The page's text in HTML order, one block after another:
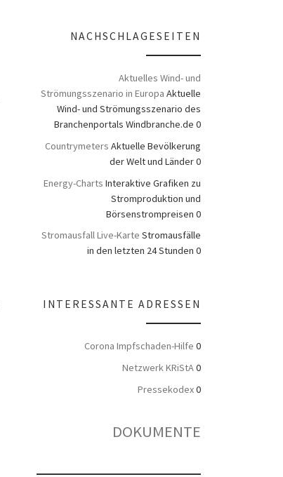
NACHSCHLAGESEITEN
Aktuelles Wind- und
Strömungsszenario in Europa Aktuelle
Wind- und Strömungsszenario des
Branchenportals Windbranche.de 0
Countrymeters Aktuelle Bevölkerung
der Welt und Länder 0
Energy-Charts Interaktive Grafiken zu
Stromproduktion und
Börsenstrompreisen 0
Stromausfall Live-Karte Stromausfälle
in den letzten 24 Stunden 0
INTERESSANTE ADRESSEN
Corona Impfschaden-Hilfe 0
Netzwerk KRiStA0
Pressekodex0
DOKUMENTE